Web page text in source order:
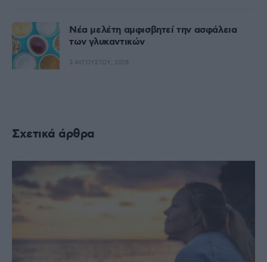
Nέα μελέτη αμφισβητεί την ασφάλεια
των γλυκαντικών
3 ΑΥΓΟΎΣΤΟΥ, 2026
Σχετικά άρθρα